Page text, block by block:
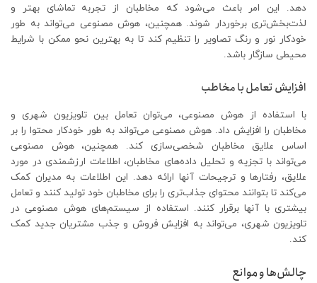
دهد. این امر باعث می‌شود که مخاطبان از تجربه تماشای بهتر و
لذت‌بخش‌تری برخوردار شوند. همچنین، هوش مصنوعی می‌تواند به طور
خودکار نور و رنگ تصاویر را تنظیم کند تا به بهترین نحو ممکن با شرایط
محیطی سازگار باشد.
افزایش تعامل با مخاطب
با استفاده از هوش مصنوعی، می‌توان تعامل بین تلویزیون شهری و
مخاطبان را افزایش داد. هوش مصنوعی می‌تواند به طور خودکار محتوا را بر
اساس علایق مخاطبان شخصی‌سازی کند. همچنین، هوش مصنوعی
می‌تواند با تجزیه و تحلیل داده‌های مخاطبان، اطلاعات ارزشمندی در مورد
علایق، رفتارها و ترجیحات آنها ارائه دهد. این اطلاعات به مدیران کمک
می‌کند تا بتوانند محتوای جذاب‌تری را برای مخاطبان خود تولید کنند و تعامل
بیشتری با آنها برقرار کنند. استفاده از سیستم‌های هوش مصنوعی در
تلویزیون شهری، می‌تواند به افزایش فروش و جذب مشتریان جدید کمک
کند.
چالش‌ها و موانع